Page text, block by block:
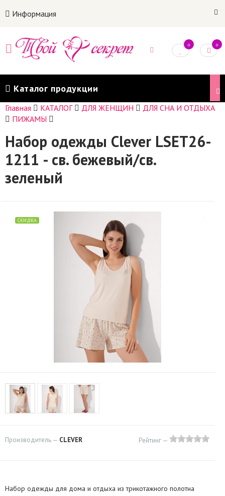
Информация
0 0
Каталог продукции
Главная КАТАЛОГ ДЛЯ ЖЕНЩИН
ДЛЯ СНА И ОТДЫХА
ПИЖАМЫ
Набор одежды Clever LSET26-
1211 - св. бежевый/св.
зеленый
СКИДКА
Производитель — CLEVER Рейтинг —
Набор одежды для дома и отдыха из трикотажного полотна